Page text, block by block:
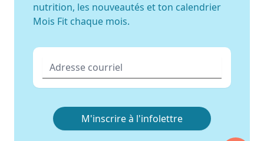
nutrition, les nouveautés et ton calendrier
Mois Fit chaque mois.
M'inscrire à l'infolettre